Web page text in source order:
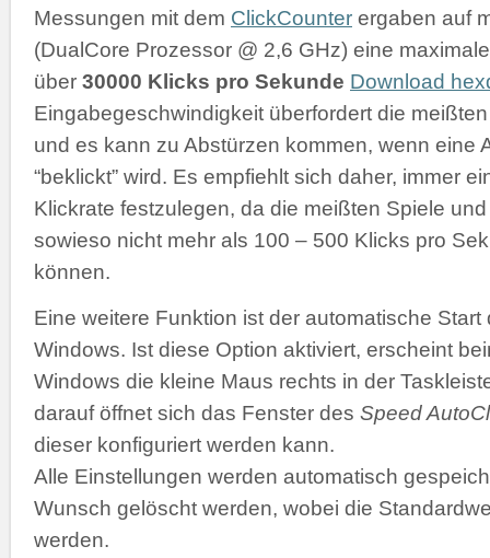
Messungen mit dem ClickCounter ergaben auf
(DualCore Prozessor @ 2,6 GHz) eine
über 30000 Klicks pro Sekunde Download
Eingabegeschwindigkeit überfordert die
und es kann zu Abstürzen kommen, wenn eine
“beklickt” wird. Es empfiehlt sich daher, immer
Klickrate festzulegen, da die meißten Spiele
sowieso nicht mehr als 100 – 500 Klicks pro
können.
Eine weitere Funktion ist der automatische Start
Windows. Ist diese Option aktiviert, erscheint
Windows die kleine Maus rechts in der
darauf öffnet sich das Fenster des Speed
dieser konfiguriert werden kann.
Alle Einstellungen werden automatisch
Wunsch gelöscht werden, wobei die
werden.